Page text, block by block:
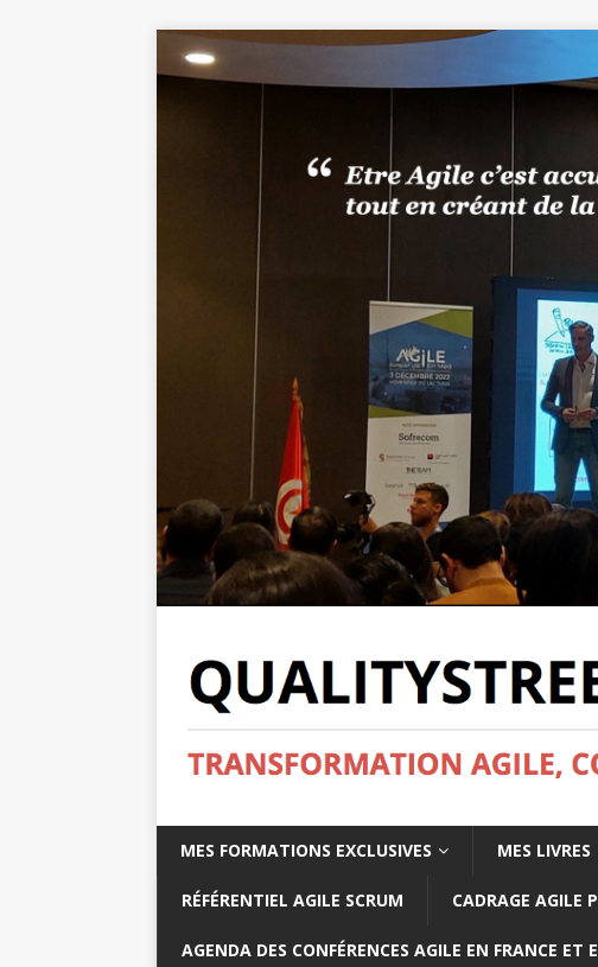
MES FORMATIONS EXCLUSIVES MES LIVRES
RÉFÉRENTIEL AGILE SCRUM CADRAGE AGILE
AGENDA DES CONFÉRENCES AGILE EN FRANCE ET